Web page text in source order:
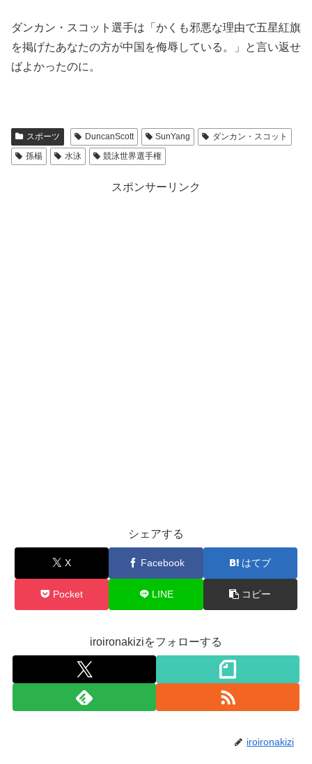
ダンカン・スコット選手は「かくも邪悪な理由で五星紅旗
を掲げたあなたの方が中国を侮辱している。」と言い返せ
ばよかったのに。
スポーツ DuncanScott SunYang
ダンカン・スコット
孫楊
水泳 競泳世界選手権
スポンサーリンク
シェアする
X Facebook はてブ
Pocket LINE コピー
iroironakiziをフォローする
iroironakizi